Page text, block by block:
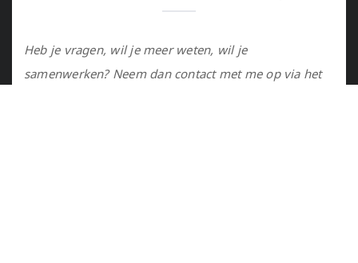
Heb je vragen, wil je meer weten, wil je
samenwerken? Neem dan contact met me op via het